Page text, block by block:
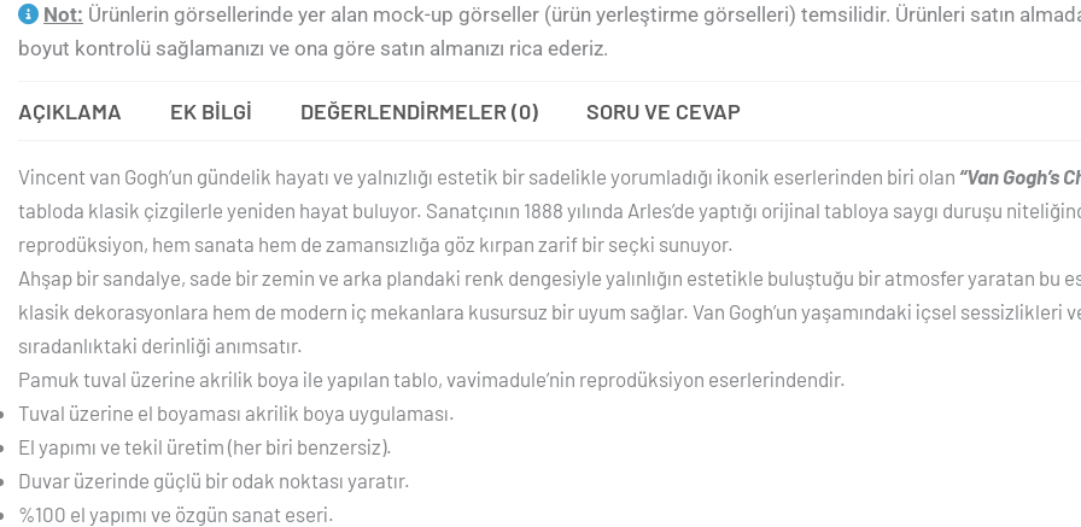
Not: Ürünlerin görsellerinde yer alan mock-up görseller (ürün yerleştirme görselleri) temsilidir. Ürünleri satın
boyut kontrolü sağlamanızı ve ona göre satın almanızı rica ederiz.
AÇIKLAMA EK BILGI DEĞERLENDIRMELER (0) SORU VE CEVAP
Vincent van Gogh’un gündelik hayatı ve yalnızlığı estetik bir sadelikle yorumladığı ikonik eserlerinden biri olan “Van Gogh’s
tabloda klasik çizgilerle yeniden hayat buluyor. Sanatçının 1888 yılında Arles’de yaptığı orijinal tabloya saygı duruşu
reprodüksiyon, hem sanata hem de zamansızlığa göz kırpan zarif bir seçki sunuyor.
Ahşap bir sandalye, sade bir zemin ve arka plandaki renk dengesiyle yalınlığın estetikle buluştuğu bir atmosfer yaratan bu
klasik dekorasyonlara hem de modern iç mekanlara kusursuz bir uyum sağlar. Van Gogh’un yaşamındaki içsel sessizlikleri
sıradanlıktaki derinliği anımsatır.
Pamuk tuval üzerine akrilik boya ile yapılan tablo, vavimadule’nin reprodüksiyon eserlerindendir.
Tuval üzerine el boyaması akrilik boya uygulaması.
El yapımı ve tekil üretim (her biri benzersiz).
Duvar üzerinde güçlü bir odak noktası yaratır.
%100 el yapımı ve özgün sanat eseri.